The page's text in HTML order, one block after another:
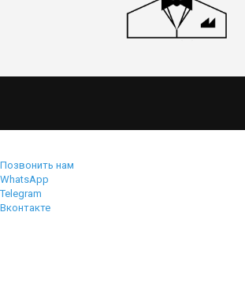
Позвонить нам
WhatsApp
Telegram
Вконтакте